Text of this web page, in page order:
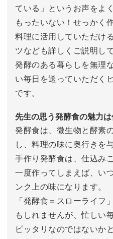
ている」というお声をよ
もったいない！せっかく
料理に活用していただけ
ツなども詳しくご説明し
発酵のある暮らしを無理
い毎日を送っていただく
です。
先生の思う発酵食の魅力
発酵食は、微生物と酵素
し、料理の味に奥行きを
手作り発酵食は、仕込み
一度作ってしまえば、い
ンク上の味になります。
「発酵食＝スローライフ
もしれませんが、忙しい
ピッタリなのではないか